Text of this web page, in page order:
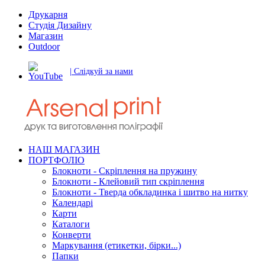
Друкарня
Студія Дизайну
Магазин
Outdoor
| Слідкуй за нами
НАШ МАГАЗИН
ПОРТФОЛІО
Блокноти - Скріплення на пружину
Блокноти - Клейовий тип скріплення
Блокноти - Тверда обкладинка і шитво на нитку
Календарі
Карти
Каталоги
Конверти
Маркування (етикетки, бірки...)
Папки